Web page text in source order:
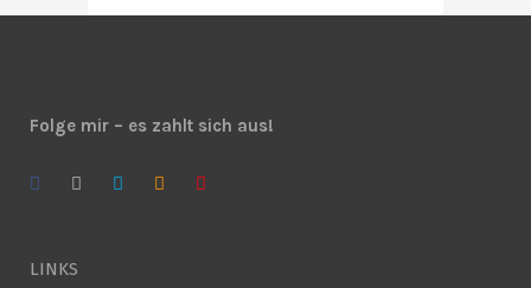
Folge mir – es zahlt sich aus!
LINKS